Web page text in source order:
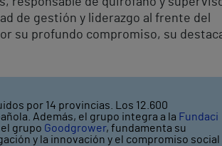
de gestión y liderazgo al frente del
su profundo compromiso, su
por 14 provincias. Los 12.600
Además, el grupo integra a la Fundaci
el grupo Goodgrower, fundamenta su
y la innovación y el compromiso social